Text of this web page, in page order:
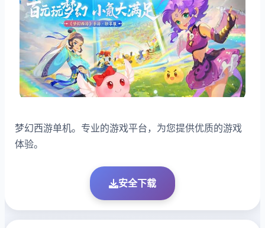
梦幻西游单机。专业的游戏平台，为您提供优质的游戏
体验。
安全下载